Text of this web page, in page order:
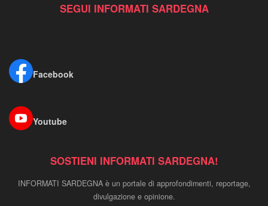
SEGUI INFORMATI SARDEGNA
Facebook
Youtube
SOSTIENI INFORMATI SARDEGNA!
INFORMATI SARDEGNA è un portale di approfondimenti, reportage,
divulgazione e opinione.